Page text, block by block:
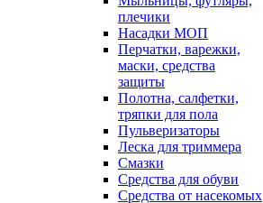
плечики
Насадки МОП
Перчатки, варежки,
маски, средства
защиты
Полотна, салфетки,
тряпки для пола
Пульверизаторы
Леска для триммера
Смазки
Средства для обуви
Средства от насекомых